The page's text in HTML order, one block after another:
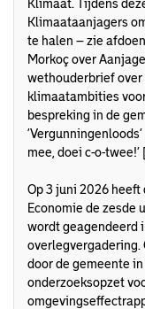
Klimaat. Tijdens
Klimaataanjagers
te halen – zie
Morkoç over
wethouderbrief over
klimaatambities
bespreking in de
mee, doei c-o-
Op 3 juni 2026
Economie de zesde
wordt geagendeerd
overlegvergadering.
door de gemeente
onderzoeksopzet